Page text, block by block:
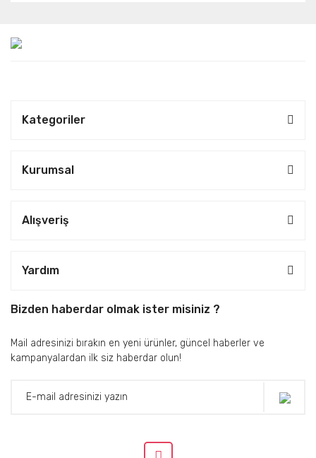
Kategoriler
Kurumsal
Alışveriş
Yardım
Bizden haberdar olmak ister misiniz ?
Mail adresinizi bırakın en yeni ürünler, güncel haberler ve
kampanyalardan ilk siz haberdar olun!